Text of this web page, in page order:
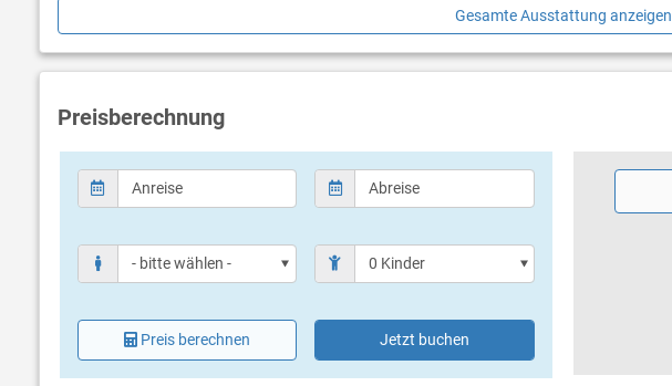
Liegen
Sonnenschirm
Terrassengröße: 12 m²
Gesamte Ausstattung anzeigen
Preisberechnung
Preis berechnen Jetzt buchen